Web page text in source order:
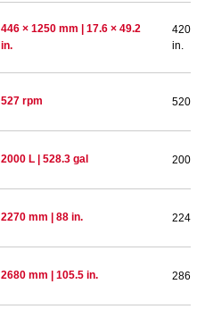
446 × 1250 mm | 17.6 × 49.2
in.
420 ×
in.
527 rpm 520
2000 L | 528.3 gal 2000
2270 mm | 88 in. 2240
2680 mm | 105.5 in. 2860